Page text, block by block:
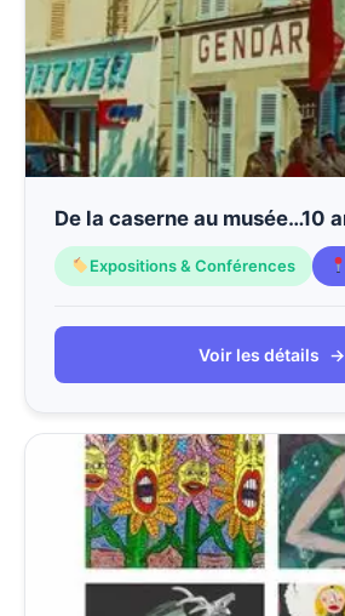
De la caserne au musée…10
Expositions & Conférences
Voir les détails →